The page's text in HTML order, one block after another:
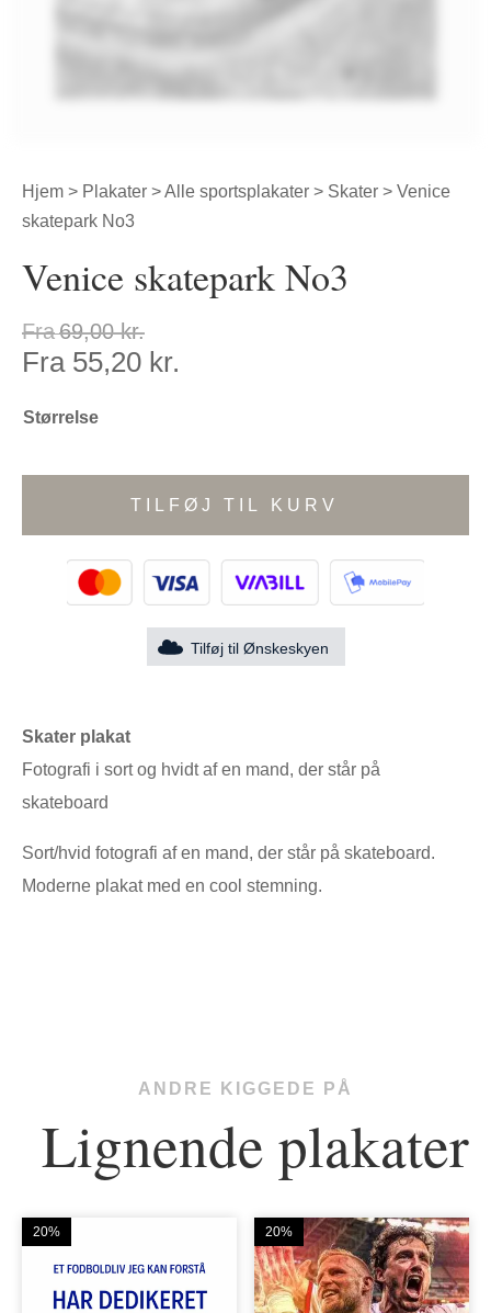
Hjem > Plakater >Alle sportsplakater > Skater > Venice
skatepark No3
Venice skatepark No3
Fra69,00kr.
Fra 55,20 kr.
Størrelse
TILFØJ TIL KURV
Tilføj til Ønskeskyen
Skater plakat
Fotografi i sort og hvidt af en mand, der står på
skateboard
Sort/hvid fotografi af en mand, der står på skateboard.
Moderne plakat med en cool stemning.
ANDRE KIGGEDE PÅ
Lignende plakater
20% 20%